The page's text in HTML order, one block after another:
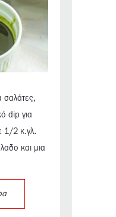
σαλάτες,
dip για
1/2 κ.γλ.
και μια